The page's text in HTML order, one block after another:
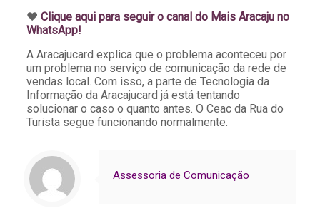
♥️ Clique aqui para seguir o canal do Mais Aracaju no
WhatsApp!
A Aracajucard explica que o problema aconteceu por
um problema no serviço de comunicação da rede de
vendas local. Com isso, a parte de Tecnologia da
Informação da Aracajucard já está tentando
solucionar o caso o quanto antes. O Ceac da Rua do
Turista segue funcionando normalmente.
Assessoria de Comunicação